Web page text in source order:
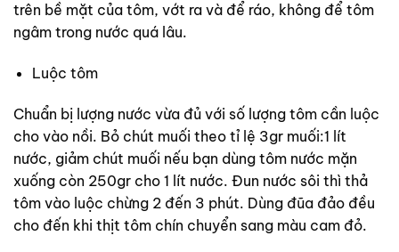
trên bề mặt của tôm, vớt ra và để ráo, không để tôm
ngâm trong nước quá lâu.
Luộc tôm
Chuẩn bị lượng nước vừa đủ với số lượng tôm cần luộc
cho vào nồi. Bỏ chút muối theo tỉ lệ 3gr muối:1 lít
nước, giảm chút muối nếu bạn dùng tôm nước mặn
xuống còn 250gr cho 1 lít nước. Đun nước sôi thì thả
tôm vào luộc chừng 2 đến 3 phút. Dùng đũa đảo đều
cho đến khi thịt tôm chín chuyển sang màu cam đỏ.